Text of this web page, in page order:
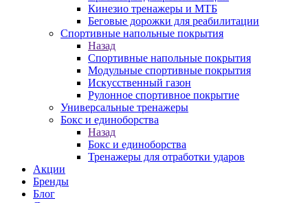
Кинезио тренажеры и МТБ
Беговые дорожки для реабилитации
Спортивные напольные покрытия
Назад
Спортивные напольные покрытия
Модульные спортивные покрытия
Искусственный газон
Рулонное спортивное покрытие
Универсальные тренажеры
Бокс и единоборства
Назад
Бокс и единоборства
Тренажеры для отработки ударов
Акции
Бренды
Блог